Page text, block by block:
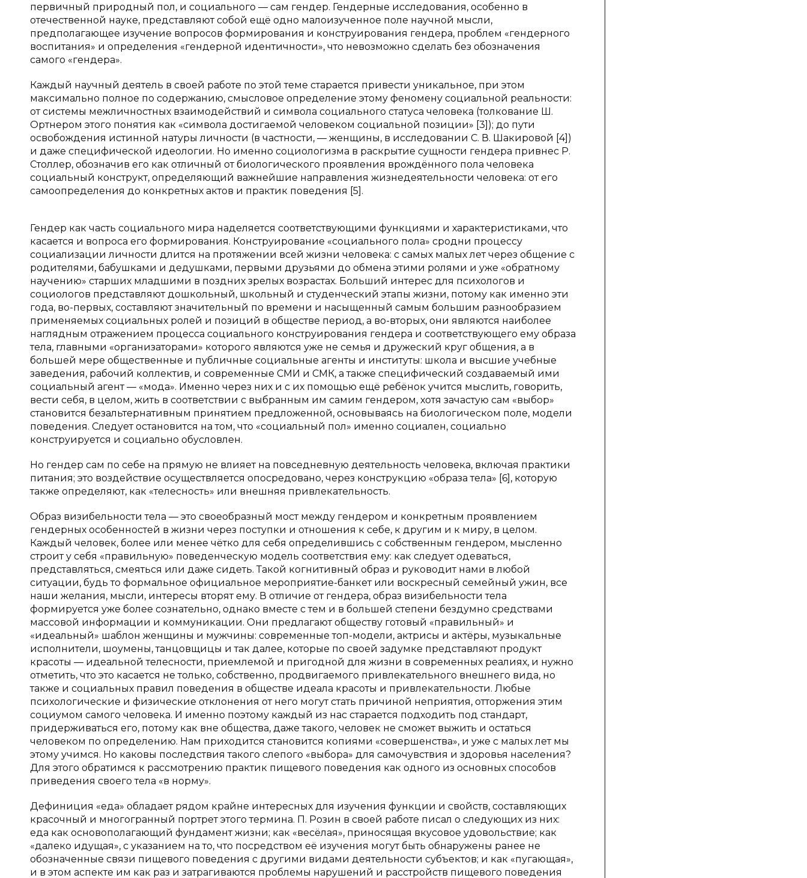
первичный природный пол, и социального — сам гендер. Гендерные исследования, особенно в
отечественной науке, представляют собой ещё одно малоизученное поле научной мысли,
предполагающее изучение вопросов формирования и конструирования гендера, проблем «гендерного
воспитания» и определения «гендерной идентичности», что невозможно сделать без обозначения
самого «гендера».
Каждый научный деятель в своей работе по этой теме старается привести уникальное, при этом
максимально полное по содержанию, смысловое определение этому феномену социальной реальности:
от системы межличностных взаимодействий и символа социального статуса человека (толкование Ш.
Ортнером этого понятия как «символа достигаемой человеком социальной позиции» [3]); до пути
освобождения истинной натуры личности (в частности, — женщины, в исследовании С. В. Шакировой [4])
и даже специфической идеологии. Но именно социологизма в раскрытие сущности гендера привнес Р.
Столлер, обозначив его как отличный от биологического проявления врождённого пола человека
социальный конструкт, определяющий важнейшие направления жизнедеятельности человека: от его
самоопределения до конкретных актов и практик поведения [5].
Гендер как часть социального мира наделяется соответствующими функциями и характеристиками, что
касается и вопроса его формирования. Конструирование «социального пола» сродни процессу
социализации личности длится на протяжении всей жизни человека: с самых малых лет через общение с
родителями, бабушками и дедушками, первыми друзьями до обмена этими ролями и уже «обратному
научению» старших младшими в поздних зрелых возрастах. Больший интерес для психологов и
социологов представляют дошкольный, школьный и студенческий этапы жизни, потому как именно эти
года, во-первых, составляют значительный по времени и насыщенный самым большим разнообразием
применяемых социальных ролей и позиций в обществе период, а во-вторых, они являются наиболее
наглядным отражением процесса социального конструирования гендера и соответствующего ему образа
тела, главными «организаторами» которого являются уже не семья и дружеский круг общения, а в
большей мере общественные и публичные социальные агенты и институты: школа и высшие учебные
заведения, рабочий коллектив, и современные СМИ и СМК, а также специфический создаваемый ими
социальный агент — «мода». Именно через них и с их помощью ещё ребёнок учится мыслить, говорить,
вести себя, в целом, жить в соответствии с выбранным им самим гендером, хотя зачастую сам «выбор»
становится безальтернативным принятием предложенной, основываясь на биологическом поле, модели
поведения. Следует остановится на том, что «социальный пол» именно социален, социально
конструируется и социально обусловлен.
Но гендер сам по себе на прямую не влияет на повседневную деятельность человека, включая практики
питания; это воздействие осуществляется опосредовано, через конструкцию «образа тела» [6], которую
также определяют, как «телесность» или внешняя привлекательность.
Образ визибельности тела — это своеобразный мост между гендером и конкретным проявлением
гендерных особенностей в жизни через поступки и отношения к себе, к другим и к миру, в целом.
Каждый человек, более или менее чётко для себя определившись с собственным гендером, мысленно
строит у себя «правильную» поведенческую модель соответствия ему: как следует одеваться,
представляться, смеяться или даже сидеть. Такой когнитивный образ и руководит нами в любой
ситуации, будь то формальное официальное мероприятие-банкет или воскресный семейный ужин, все
наши желания, мысли, интересы вторят ему. В отличие от гендера, образ визибельности тела
формируется уже более сознательно, однако вместе с тем и в большей степени бездумно средствами
массовой информации и коммуникации. Они предлагают обществу готовый «правильный» и
«идеальный» шаблон женщины и мужчины: современные топ-модели, актрисы и актёры, музыкальные
исполнители, шоумены, танцовщицы и так далее, которые по своей задумке представляют продукт
красоты — идеальной телесности, приемлемой и пригодной для жизни в современных реалиях, и нужно
отметить, что это касается не только, собственно, продвигаемого привлекательного внешнего вида, но
также и социальных правил поведения в обществе идеала красоты и привлекательности. Любые
психологические и физические отклонения от него могут стать причиной неприятия, отторжения этим
социумом самого человека. И именно поэтому каждый из нас старается подходить под стандарт,
придерживаться его, потому как вне общества, даже такого, человек не сможет выжить и остаться
человеком по определению. Нам приходится становится копиями «совершенства», и уже с малых лет мы
этому учимся. Но каковы последствия такого слепого «выбора» для самочувствия и здоровья населения?
Для этого обратимся к рассмотрению практик пищевого поведения как одного из основных способов
приведения своего тела «в норму».
Дефиниция «еда» обладает рядом крайне интересных для изучения функции и свойств, составляющих
красочный и многогранный портрет этого термина. П. Розин в своей работе писал о следующих из них:
еда как основополагающий фундамент жизни; как «весёлая», приносящая вкусовое удовольствие; как
«далеко идущая», с указанием на то, что посредством её изучения могут быть обнаружены ранее не
обозначенные связи пищевого поведения с другими видами деятельности субъектов; и как «пугающая»,
и в этом аспекте им как раз и затрагиваются проблемы нарушений и расстройств пищевого поведения